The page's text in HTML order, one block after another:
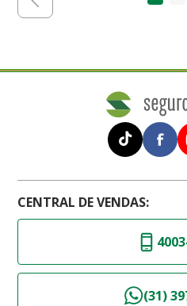
CENTRAL DE VENDAS:
(31)